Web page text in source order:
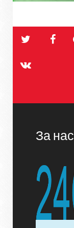
За нас